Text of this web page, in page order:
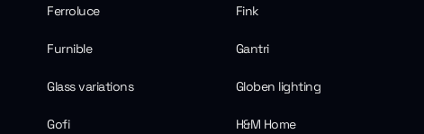
Ferroluce Fink
Furnible Gantri
Glass variations Globen lighting
Gofi H&M Home